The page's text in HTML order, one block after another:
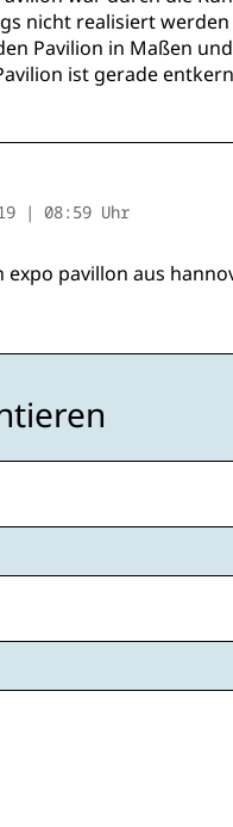
nicht realisiert
Pavilion in Maßen
ist gerade
| 08:59 Uhr
expo pavillon aus